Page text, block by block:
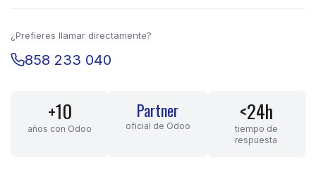
¿Prefieres llamar directamente?
858 233 040
+10
años con Odoo
Partner
oficial de Odoo
<24h
tiempo de
respuesta